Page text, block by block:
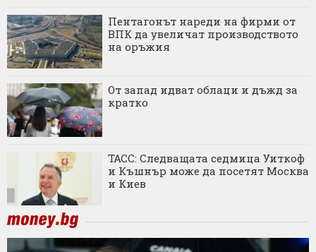
Пентагонът нареди на фирми от
ВПК да увеличат производството
на оръжия
От запад идват облаци и дъжд за
кратко
ТАСС: Следващата седмица Уиткоф
и Къшнър може да посетят Москва
и Киев